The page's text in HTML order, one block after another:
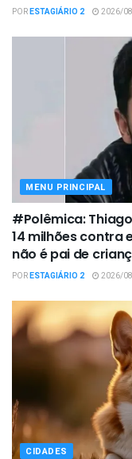
PORESTAGIÁRIO 2 2026/
MENU PRINCIPAL
#Polêmica:
14 milhões contra
não é pai de
PORESTAGIÁRIO 2 2026/
CIDADES